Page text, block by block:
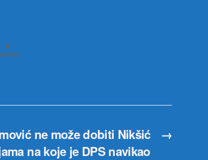
0
→
ne može dobiti Nikšić
na koje je DPS navikao